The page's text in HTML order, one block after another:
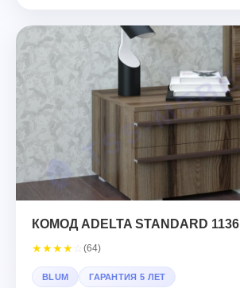
КОМОД ADELTA STANDARD 1136
★★★★ (64)
BLUM ГАРАНТИЯ 5 ЛЕТ